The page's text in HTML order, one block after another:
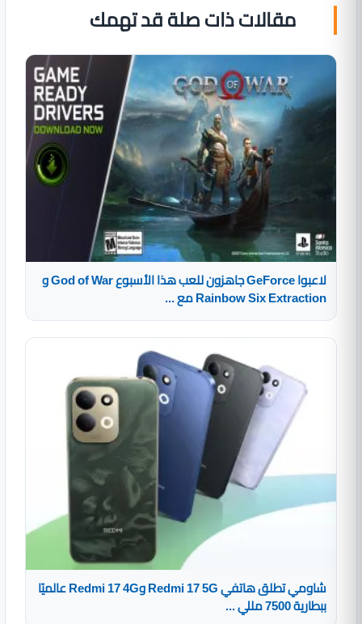
مقالات ذات صلة قد تهمك
لاعبوا GeForce جاهزون للعب هذا الأسبوع God of War و
Rainbow Six Extraction مع ...
شاومي تطلق هاتفي Redmi 17 5G وRedmi 17 4G عالميًا
ببطارية 7500 مللي ...